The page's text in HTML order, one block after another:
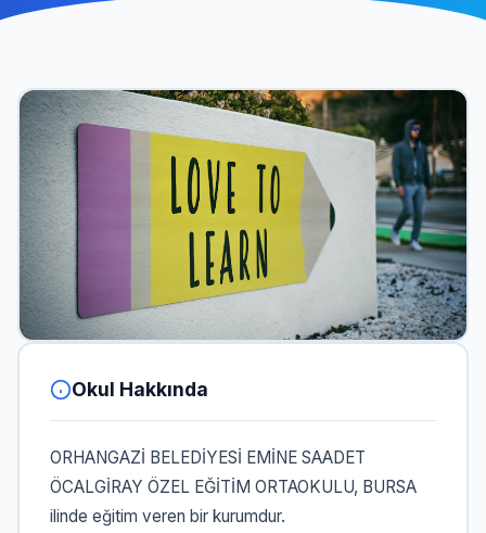
Okul Hakkında
ORHANGAZİ BELEDİYESİ EMİNE SAADET
ÖCALGİRAY ÖZEL EĞİTİM ORTAOKULU, BURSA
ilinde eğitim veren bir kurumdur.